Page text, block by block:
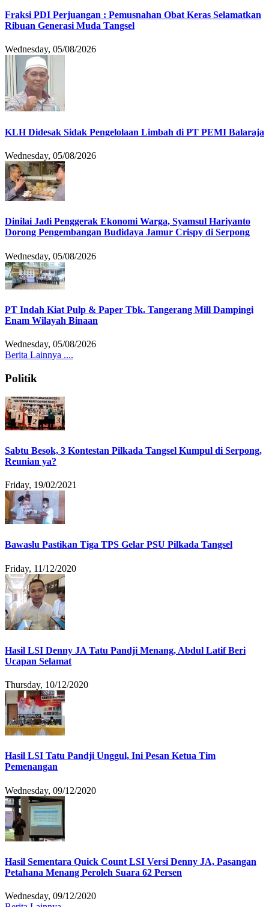
Fraksi PDI Perjuangan : Pemusnahan Obat Keras Selamatkan
Ribuan Generasi Muda Tangsel
Wednesday, 05/08/2026
KLH Didesak Sidak Pengelolaan Limbah di PT PEMI Balaraja
Wednesday, 05/08/2026
Dinilai Jadi Penggerak Ekonomi Warga, Syamsul Hariyanto
Dorong Pengembangan Budidaya Jamur Crispy di Serpong
Wednesday, 05/08/2026
PT Indah Kiat Pulp & Paper Tbk. Tangerang Mill Dampingi
Enam Wilayah Binaan
Wednesday, 05/08/2026
Berita Lainnya ....
Politik
Sabtu Besok, 3 Kontestan Pilkada Tangsel Kumpul di Serpong,
Reunian ya?
Friday, 19/02/2021
Bawaslu Pastikan Tiga TPS Gelar PSU Pilkada Tangsel
Friday, 11/12/2020
Hasil LSI Denny JA Tatu Pandji Menang, Abdul Latif Beri
Ucapan Selamat
Thursday, 10/12/2020
Hasil LSI Tatu Pandji Unggul, Ini Pesan Ketua Tim
Pemenangan
Wednesday, 09/12/2020
Hasil Sementara Quick Count LSI Versi Denny JA, Pasangan
Petahana Menang Peroleh Suara 62 Persen
Wednesday, 09/12/2020